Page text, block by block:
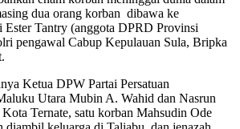
dua orang korban dibawa ke
Ester Tantry (anggota DPRD Provinsi
pengawal Cabup Kepulauan Sula, Bripka
Ketua DPW Partai Persatuan
Utara Mubin A. Wahid dan Nasrun
Ternate, satu korban Mahsudin Ode